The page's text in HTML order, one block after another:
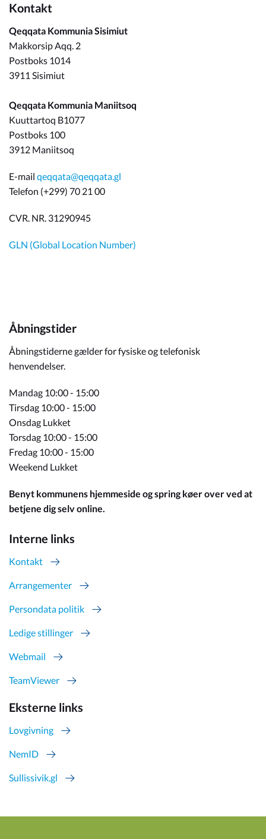
Kontakt
Qeqqata Kommunia Sisimiut
Makkorsip Aqq. 2
Postboks 1014
3911 Sisimiut
Qeqqata Kommunia Maniitsoq
Kuuttartoq B1077
Postboks 100
3912 Maniitsoq
E-mail qeqqata@qeqqata.gl
Telefon (+299) 70 21 00
CVR. NR. 31290945
GLN (Global Location Number)
Åbningstider
Åbningstiderne gælder for fysiske og telefonisk
henvendelser.
Mandag 10:00 - 15:00
Tirsdag 10:00 - 15:00
Onsdag Lukket
Torsdag 10:00 - 15:00
Fredag 10:00 - 15:00
Weekend Lukket
Benyt kommunens hjemmeside og spring køer over ved at
betjene dig selv online.
Interne links
Kontakt
Arrangementer
Persondata politik
Ledige stillinger
Webmail
TeamViewer
Eksterne links
Lovgivning
NemID
Sullissivik.gl